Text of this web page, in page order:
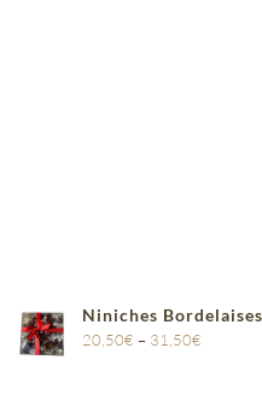
Niniches Bordelaises
20,50€ – 31,50€